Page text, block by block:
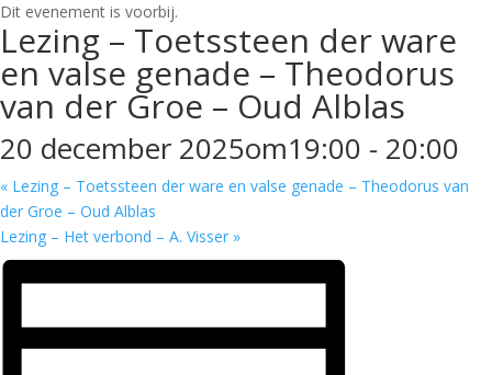
Dit evenement is voorbij.
Lezing – Toetssteen der ware
en valse genade – Theodorus
van der Groe – Oud Alblas
20 december 2025om19:00 - 20:00
« Lezing – Toetssteen der ware en valse genade – Theodorus van
der Groe – Oud Alblas
Lezing – Het verbond – A. Visser »